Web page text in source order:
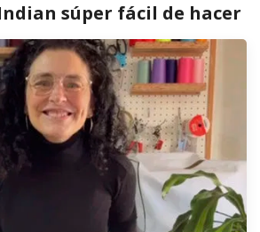
súper fácil de hacer